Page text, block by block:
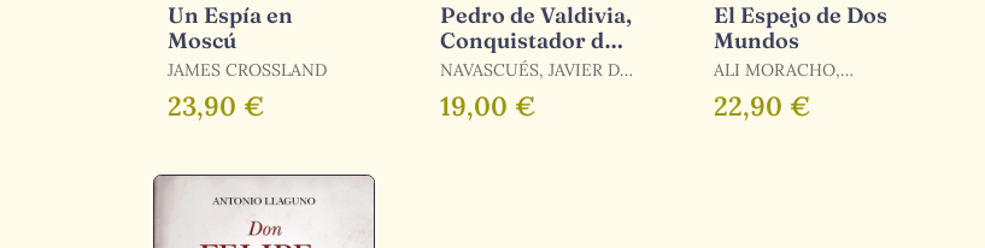
Un Espía en
Moscú
JAMES CROSSLAND
23,90 €
Pedro de Valdivia,
Conquistador de
Chile
NAVASCUÉS, JAVIER DE
/ NAVASCUÉS, JAVIER
DE
19,00 €
El Espejo de Dos
Mundos
ALI MORACHO,
HAIDAR / IBAÑEZ
BLANCO, CORY
22,90 €